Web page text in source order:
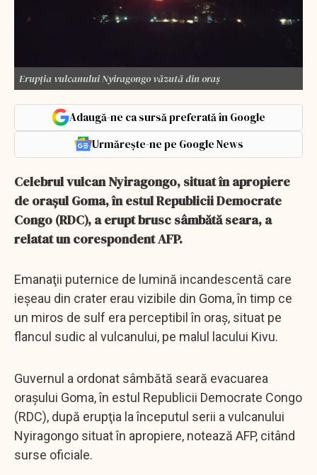
Erupția vulcanului Nyiragongo văzută din oraș
Adaugă-ne ca sursă preferată în Google
Urmărește-ne pe Google News
Celebrul vulcan Nyiragongo, situat în apropiere
de oraşul Goma, în estul Republicii Democrate
Congo (RDC), a erupt brusc sâmbătă seara, a
relatat un corespondent AFP.
Emanaţii puternice de lumină incandescentă care
ieşeau din crater erau vizibile din Goma, în timp ce
un miros de sulf era perceptibil în oraş, situat pe
flancul sudic al vulcanului, pe malul lacului Kivu.
Guvernul a ordonat sâmbătă seară evacuarea
oraşului Goma, în estul Republicii Democrate Congo
(RDC), după erupţia la începutul serii a vulcanului
Nyiragongo situat în apropiere, notează AFP, citând
surse oficiale.